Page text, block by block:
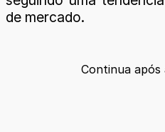
de mercado.
Continua após